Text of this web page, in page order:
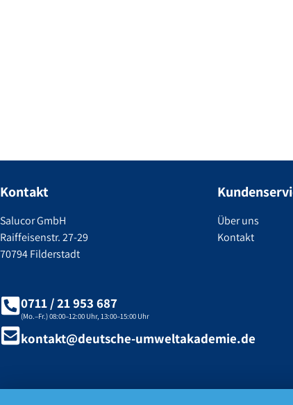
Kontakt
Salucor GmbH
Raiffeisenstr. 27-29
70794 Filderstadt
Über uns
Kontakt
0711 / 21 953 687
(Mo.–Fr.) 08:00–12:00 Uhr, 13:00–15:00 Uhr
kontakt@deutsche-umweltakademie.de